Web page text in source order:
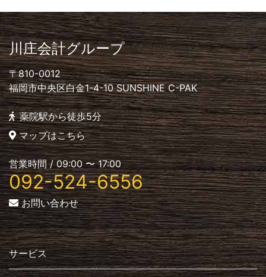
川庄会計グループ
〒810-0012
福岡市中央区白金1-4-10 SUNSHINE C-PAK
薬院駅から徒歩5分
マップはこちら
営業時間 / 09:00 〜 17:00
092-524-6556
お問い合わせ
サービス